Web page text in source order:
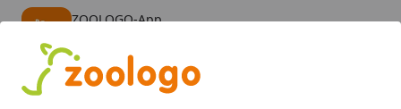
ZOOLOGO-App
Alle Produkte
Mein Konto